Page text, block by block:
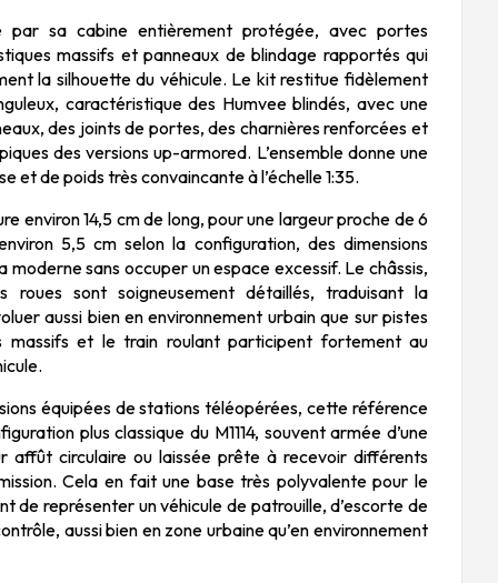
par sa cabine entièrement protégée, avec portes
massifs et panneaux de blindage rapportés qui
la silhouette du véhicule. Le kit restitue fidèlement
caractéristique des Humvee blindés, avec une
des joints de portes, des charnières renforcées et
des versions up-armored. L’ensemble donne une
et de poids très convaincante à l’échelle 1:35.
environ 14,5 cm de long, pour une largeur proche de 6
5,5 cm selon la configuration, des dimensions
moderne sans occuper un espace excessif. Le châssis,
roues sont soigneusement détaillés, traduisant la
aussi bien en environnement urbain que sur pistes
massifs et le train roulant participent fortement au
équipées de stations téléopérées, cette référence
plus classique du M1114, souvent armée d’une
affût circulaire ou laissée prête à recevoir différents
Cela en fait une base très polyvalente pour le
de représenter un véhicule de patrouille, d’escorte de
aussi bien en zone urbaine qu’en environnement